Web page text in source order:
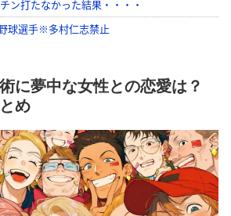
に夢中な女性との恋愛は？
め